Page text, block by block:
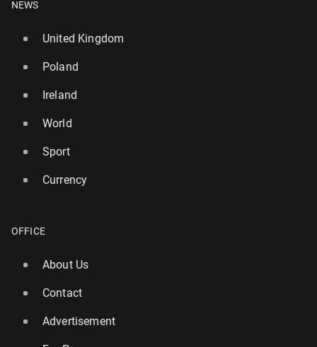
NEWS
United Kingdom
Poland
Ireland
World
Sport
Currency
OFFICE
About Us
Contact
Advertisement